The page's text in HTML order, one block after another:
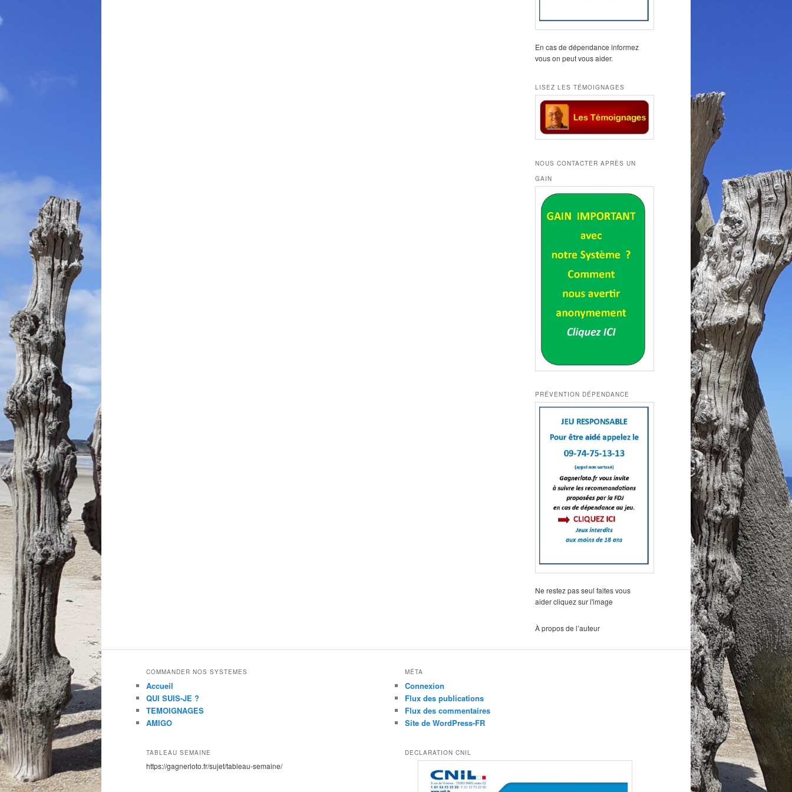
En cas de dépendance informez
vous on peut vous aider.
LISEZ LES TÉMOIGNAGES
NOUS CONTACTER APRÈS UN
GAIN
PRÉVENTION DÉPENDANCE
Ne restez pas seul faites vous
aider cliquez sur l'image
À propos de l’auteur
COMMANDER NOS SYSTEMES
Accueil
QUI SUIS-JE ?
TEMOIGNAGES
AMIGO
TABLEAU SEMAINE
https://gagnerloto.fr/sujet/tableau-semaine/
MÉTA
Connexion
Flux des publications
Flux des commentaires
Site de WordPress-FR
DECLARATION CNIL